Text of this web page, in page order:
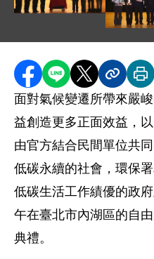
圖片說明：
分享至 Facebook
分享到 LINE
分享到 X
分享內列
面對氣候變遷所帶來嚴
益創造更多正面效益，
由官方結合民間單位共
低碳永續的社會，環保
低碳生活工作績優的政
午在臺北市內湖區的自
典禮。